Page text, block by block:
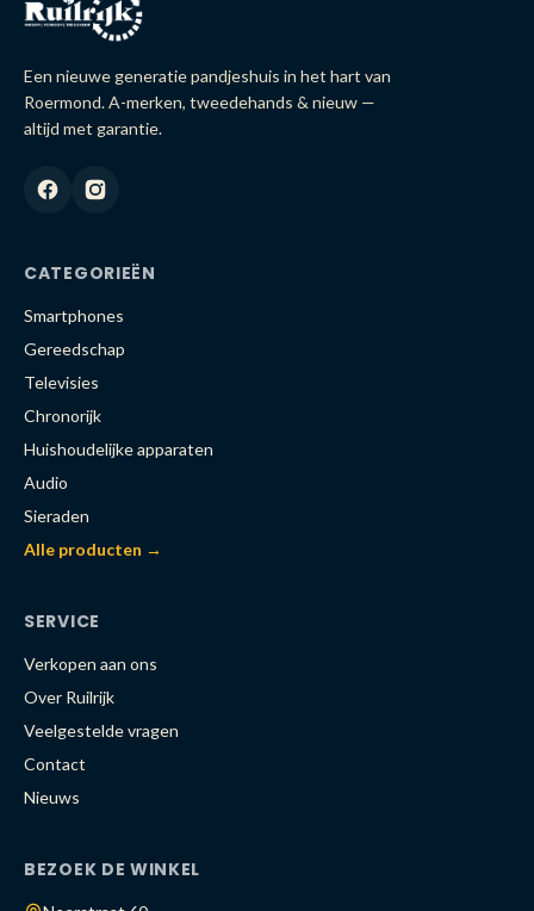
Een nieuwe generatie pandjeshuis in het hart van
Roermond. A-merken, tweedehands & nieuw —
altijd met garantie.
CATEGORIEËN
Smartphones
Gereedschap
Televisies
Chronorijk
Huishoudelijke apparaten
Audio
Sieraden
Alle producten →
SERVICE
Verkopen aan ons
Over Ruilrijk
Veelgestelde vragen
Contact
Nieuws
BEZOEK DE WINKEL